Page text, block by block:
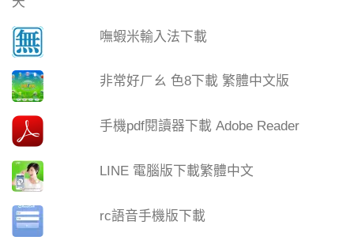
嘸蝦米輸入法下載
非常好ㄏㄠ 色8下載 繁體中文版
手機pdf閱讀器下載 Adobe Reader
LINE 電腦版下載繁體中文
rc語音手機版下載